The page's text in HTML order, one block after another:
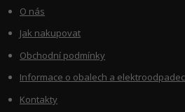
O nás
Jak nakupovat
Obchodní podmínky
Informace o obalech a
Kontakty